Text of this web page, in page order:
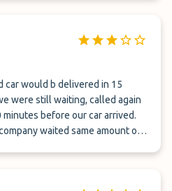
car would b delivered in 15
were still waiting, called again
before our car arrived.
waited same amount of